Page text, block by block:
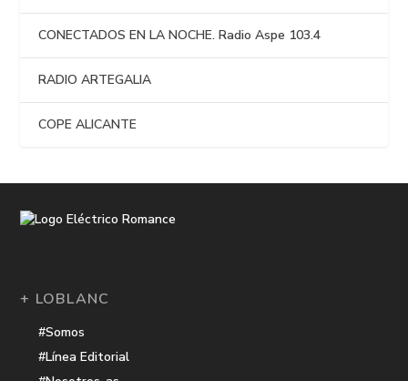
CONECTADOS EN LA NOCHE. Radio Aspe 103.4
RADIO ARTEGALIA
COPE ALICANTE
+ LOBLANC
#Somos
#Línea Editorial